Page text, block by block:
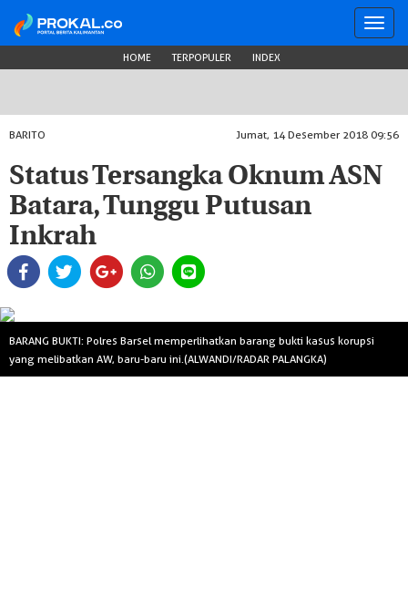
HOME TERPOPULER INDEX
BARITO Jumat, 14 Desember 2018 09:56
Status Tersangka Oknum ASN
Batara, Tunggu Putusan
Inkrah
BARANG BUKTI: Polres Barsel memperlihatkan barang bukti kasus korupsi
yang melibatkan AW, baru-baru ini.(ALWANDI/RADAR PALANGKA)